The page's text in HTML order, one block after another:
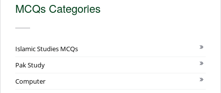
MCQs Categories
Islamic Studies MCQs
Pak Study
Computer